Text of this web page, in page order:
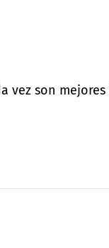
vez son